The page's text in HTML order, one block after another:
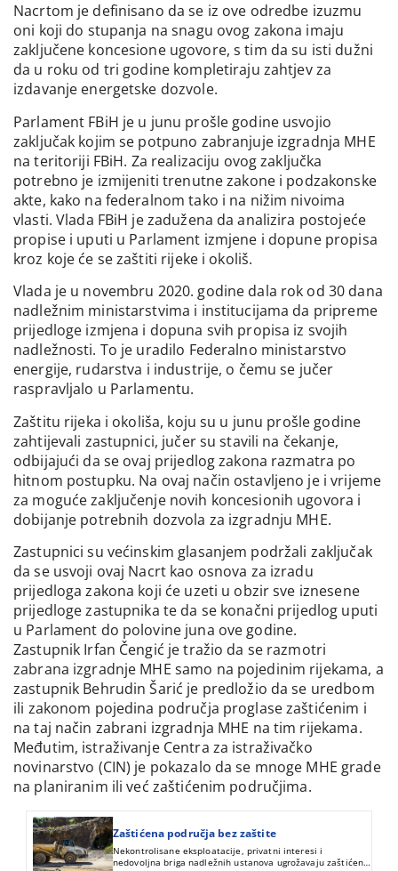
Nacrtom je definisano da se iz ove odredbe izuzmu
oni koji do stupanja na snagu ovog zakona imaju
zaključene koncesione ugovore, s tim da su isti dužni
da u roku od tri godine kompletiraju zahtjev za
izdavanje energetske dozvole.
Parlament FBiH je u junu prošle godine usvojio
zaključak kojim se potpuno zabranjuje izgradnja MHE
na teritoriji FBiH. Za realizaciju ovog zaključka
potrebno je izmijeniti trenutne zakone i podzakonske
akte, kako na federalnom tako i na nižim nivoima
vlasti. Vlada FBiH je zadužena da analizira postojeće
propise i uputi u Parlament izmjene i dopune propisa
kroz koje će se zaštiti rijeke i okoliš.
Vlada je u novembru 2020. godine dala rok od 30 dana
nadležnim ministarstvima i institucijama da pripreme
prijedloge izmjena i dopuna svih propisa iz svojih
nadležnosti. To je uradilo Federalno ministarstvo
energije, rudarstva i industrije, o čemu se jučer
raspravljalo u Parlamentu.
Zaštitu rijeka i okoliša, koju su u junu prošle godine
zahtijevali zastupnici, jučer su stavili na čekanje,
odbijajući da se ovaj prijedlog zakona razmatra po
hitnom postupku. Na ovaj način ostavljeno je i vrijeme
za moguće zaključenje novih koncesionih ugovora i
dobijanje potrebnih dozvola za izgradnju MHE.
Zastupnici su većinskim glasanjem podržali zaključak
da se usvoji ovaj Nacrt kao osnova za izradu
prijedloga zakona koji će uzeti u obzir sve iznesene
prijedloge zastupnika te da se konačni prijedlog uputi
u Parlament do polovine juna ove godine.
Zastupnik Irfan Čengić je tražio da se razmotri
zabrana izgradnje MHE samo na pojedinim rijekama, a
zastupnik Behrudin Šarić je predložio da se uredbom
ili zakonom pojedina područja proglase zaštićenim i
na taj način zabrani izgradnja MHE na tim rijekama.
Međutim, istraživanje Centra za istraživačko
novinarstvo (CIN) je pokazalo da se mnoge MHE grade
na planiranim ili već zaštićenim područjima.
Zaštićena područja bez zaštite
Nekontrolisane eksploatacije, privatni interesi i
nedovoljna briga nadležnih ustanova ugrožavaju zaštićena